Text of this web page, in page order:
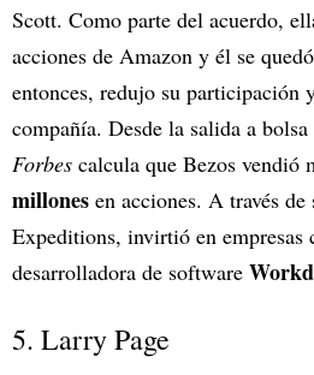
Scott. Como parte del acuerdo,
acciones de Amazon y él se
entonces, redujo su participación
compañía. Desde la salida a
Forbes calcula que Bezos vendió
millones en acciones. A través
Expeditions, invirtió en
desarrolladora de software
5. Larry Page